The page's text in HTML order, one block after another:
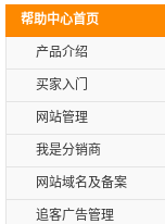
帮助中心首页
产品介绍
买家入门
网站管理
我是分销商
网站域名及备案
追客广告管理